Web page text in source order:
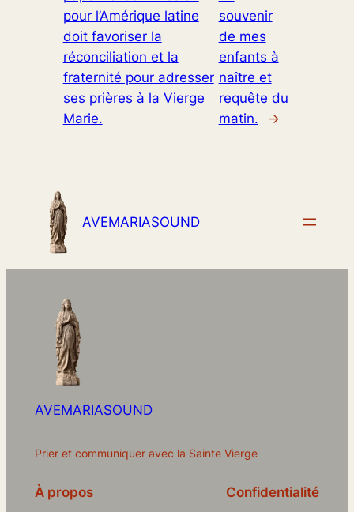
pour l’Amérique latine
doit favoriser la
réconciliation et la
fraternité pour adresser
ses prières à la Vierge
Marie.
souvenir
de mes
enfants à
naître et
requête du
matin.
→
AVEMARIASOUND
AVEMARIASOUND
Prier et communiquer avec la Sainte Vierge
À propos Confidentialité